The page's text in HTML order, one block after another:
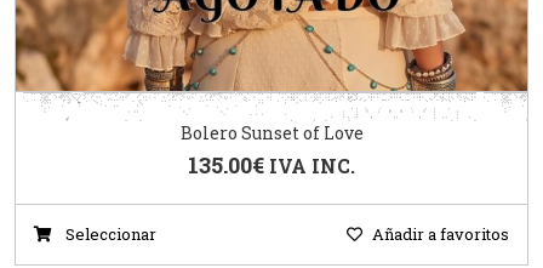
Bolero Sunset of Love
135.00€ IVA INC.
Seleccionar Añadir a favoritos